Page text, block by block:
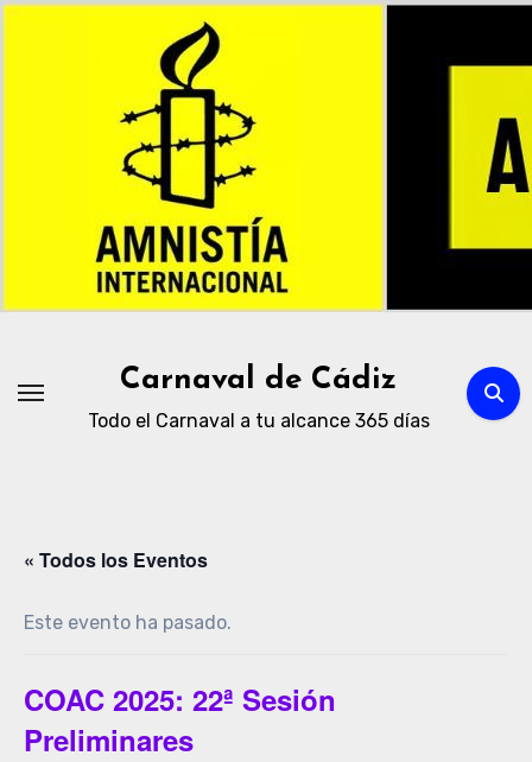
Ir
Carnaval de Cádiz
Todo el Carnaval a tu alcance 365 días
« Todos los Eventos
Este evento ha pasado.
COAC 2025: 22ª Sesión
Preliminares